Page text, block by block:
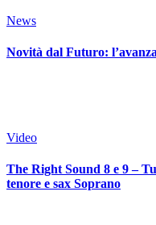
News
Novità dal Futuro:
Video
The Right Sound 8 e 9 –
tenore e sax Soprano